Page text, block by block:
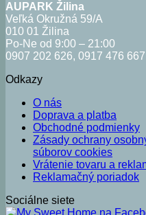
AUPARK Žilina
Veľká Okružná 59/A
010 01 Žilina
Po-Ne od 9:00 – 21:00
0907 202 626, 0917 476 667
Odkazy
O nás
Doprava a platba
Obchodné podmienky
Zásady ochrany
súborov cookies
Vrátenie tovaru a
Reklamačný poriadok
Sociálne siete